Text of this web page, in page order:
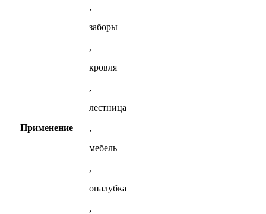
Применение
,
заборы
,
кровля
,
лестница
,
мебель
,
опалубка
,